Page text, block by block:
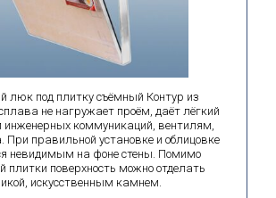
поиск по id
подобрать
люк под плитку съёмный Контур из
не нагружает проём, даёт лёгкий
инженерных коммуникаций, вентилям,
При правильной установке и облицовке
невидимым на фоне стены. Помимо
плитки поверхность можно отделать
искусственным камнем.